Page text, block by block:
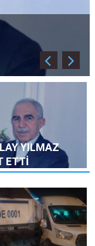
Levent Sünal
LİRA
YILMAZ
ETTİ